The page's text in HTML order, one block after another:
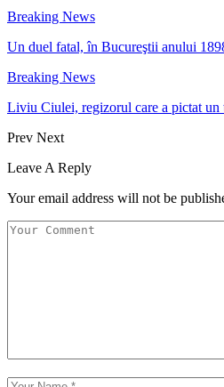
Breaking News
Un duel fatal, în Bucureştii anului
Breaking News
Liviu Ciulei, regizorul care a pictat un
Prev Next
Leave A Reply
Your email address will not be